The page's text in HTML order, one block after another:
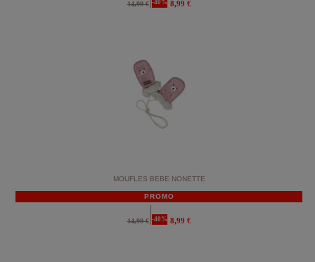
14,99 € -40% 8,99 €
MOUFLES BEBE NONETTE
PROMO
14,99 € -40% 8,99 €